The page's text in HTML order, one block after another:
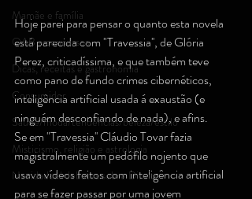
Mamãe e família
OAB e concursos
Dicas, receitas e gastronomia
Consumidor
Saúde/moda/tendências/beleza/estilo
Misticismo, religião e astrologia
Novidades/ debates sobre Direito
Hoje parei para pensar o quanto esta novela
está parecida com "Travessia'', de Glória
Perez, criticadíssima, e que também teve
como pano de fundo crimes cibernéticos,
inteligência artificial usada á exaustão (e
ninguém desconfiando de nada), e afins.
Se em "Travessia'' Cláudio Tovar fazia
magistralmente um pedófilo nojento que
usava vídeos feitos com inteligência artificial
para se fazer passar por uma jovem